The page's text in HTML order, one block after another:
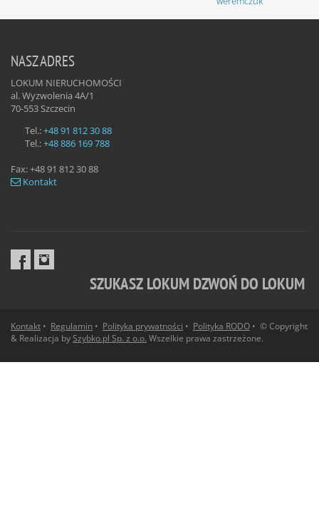
NASZ ADRES
LOKUM NIERUCHOMOŚCI
al. Wyzwolenia 4A/1
70-553Szczecin
Tel.:+48 91 812 30 88
Tel.:+48 886 169 788
Fax:+48 91 812 30 88
Kontakt
SZUKASZ LOKUM DZWOŃ DO LOKUM
Kontakt • Regulamin • Polityka prywatności • Polityka RODO • © Copyright
& Realizacja bySzybko.pl Sp. z o.o. Wszelkie prawa zastrzeżone.